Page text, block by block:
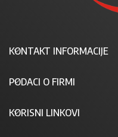
KONTAKT INFORMACIJE
PODACI O FIRMI
KORISNI LINKOVI